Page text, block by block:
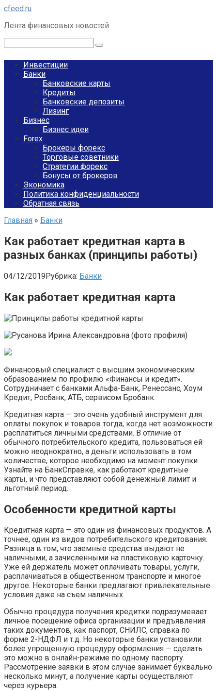
Перейти
контенту
cfeed.ru
Лента финансовых новостей
Инвестиции
Банки
Банковские карты
Кредиты
Банковские депозиты
Лизинг
Бизнес
Бизнес идеи
Forex
Брокеры форекс
Торговые советники
Стратегии форекс
Бонусы от брокеров
Экономика
Политика конфиденциальности
Обратная связь
Главная » Банки
Как работает кредитная карта в
разных банках (принципы работы)
04/12/2019Рубрика: Банки
Как работает кредитная карта
Финансовый специалист с высшим экономическим
образованием по профилю «Финансы и кредит».
Сотрудничает с банками Альфа-Банк, Ренессанс, Хоум
Кредит, Росбанк, АТБ, сервисом Бробанк.
Кредитная карта — это очень удобный инструмент для
оплаты покупок и товаров тогда, когда нет возможности
расплатиться личными средствами. В отличие от
обычного потребительского кредита, пользоваться ей
можно неоднократно, а деньги использовать в том
количестве, которое необходимо на момент покупки.
Узнайте на БанкСправке, как работают кредитные
карты, и что представляют собой денежный лимит и
льготный период.
Особенности кредитной карты
Кредитная карта — это один из финансовых продуктов. А
точнее, один из видов потребительского кредитования.
Разница в том, что заемные средства выдают не
наличными, а зачисленными на пластиковую карточку.
Уже ей держатель может оплачивать товары, услуги,
расплачиваться в общественном транспорте и многое
другое. Некоторые банки предлагают привлекательные
условия даже на съем наличных.
Обычно процедура получения кредитки подразумевает
личное посещение офиса организации и предъявления
таких документов, как паспорт, СНИЛС, справка по
форме 2-НДФЛ и т.д. Но некоторые банки установили
более упрощенную процедуру оформления — сделать
это можно в онлайн-режиме по одному паспорту.
Рассмотрение заявки в этом случае занимает буквально
несколько минут, а получение карты осуществляют
через курьера.